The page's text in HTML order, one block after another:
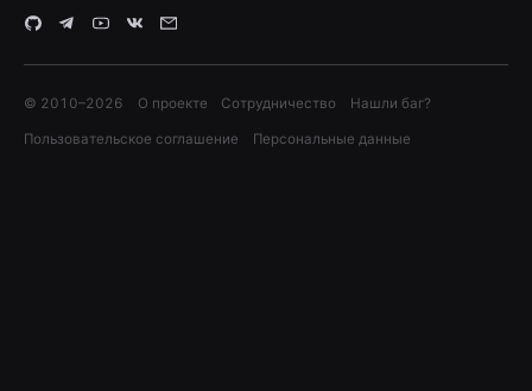
© 2010–2026 О проекте Сотрудничество Нашли баг?
Пользовательское соглашение Персональные данные